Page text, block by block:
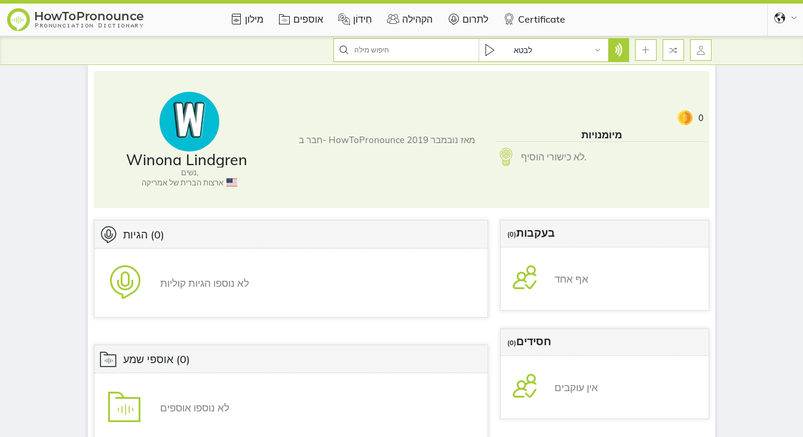
מילון אוספים חִידוֹן הקהילה לתרום Certificate
לבטא
Winona Lindgren
נשים,
ארצות הברית של אמריקה
חבר ב- HowToPronounce מאז נובמבר 2019
0
מיומנויות
לא כישורי הוסיף.
הגיות (0)
לא נוספו הגיות קוליות
אוספי שמע (0)
לא נוספו אוספים
בעקבות(0)
אף אחד
חסידים(0)
אין עוקבים